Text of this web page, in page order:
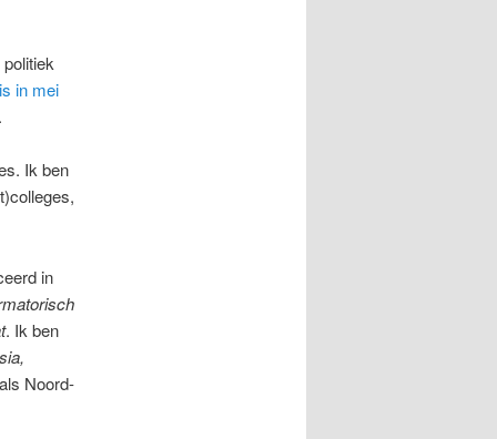
is in mei
.
Ik ben
in
. Ik ben
Noord-